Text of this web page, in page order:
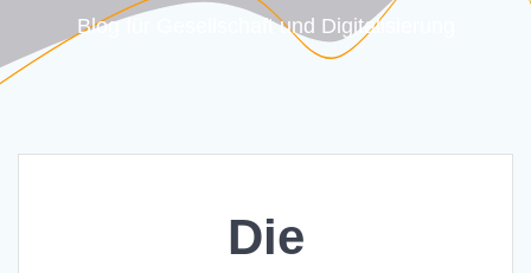
Blog für Gesellschaft und Digitalisierung
Die